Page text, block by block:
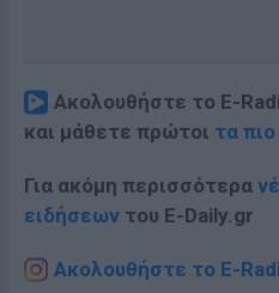
Ακολουθήστε το E-
και μάθετε πρώτοι τα
Για ακόμη περισσότερα
ειδήσεων του E-Daily.gr
Ακολουθήστε το E-